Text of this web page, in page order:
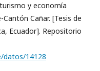
y economía
Cañar. [Tesis de
Ecuador]. Repositorio
datos/14128